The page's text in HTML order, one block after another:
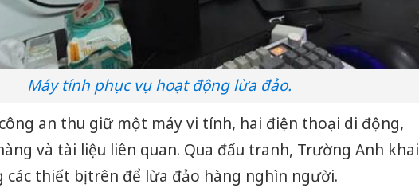
Máy tính phục vụ hoạt động lừa đảo.
an thu giữ một máy vi tính, hai điện thoại di động,
và tài liệu liên quan. Qua đấu tranh, Trường Anh khai
các thiết bị trên để lừa đảo hàng nghìn người.